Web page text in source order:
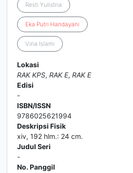
Resti Yulistria
Eka Putri Handayani
Vina Islami
Lokasi
RAK KPS, RAK E, RAK E
Edisi
-
ISBN/ISSN
9786025621994
Deskripsi Fisik
xiv, 192 hlm.: 24 cm.
Judul Seri
-
No. Panggil